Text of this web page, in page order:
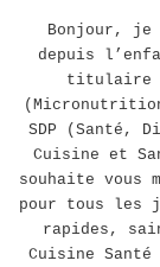
Bonjour, je
depuis
titulaire
SDP (Santé,
Cuisine et
souhaite vous
pour tous les
rapides,
Cuisine